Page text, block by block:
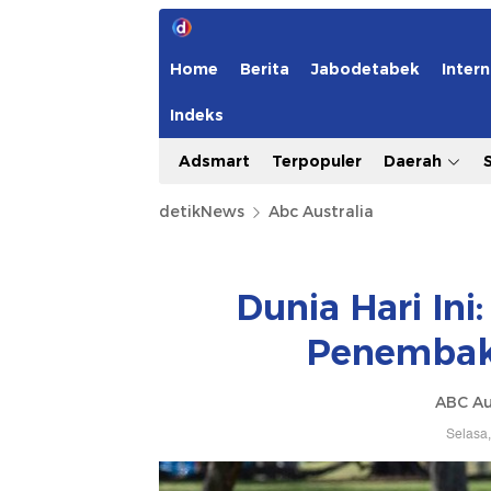
Home Berita Jabodetabek
Indeks
Adsmart Terpopuler Daerah
detikNews Abc Australia
Dunia Hari
ABC